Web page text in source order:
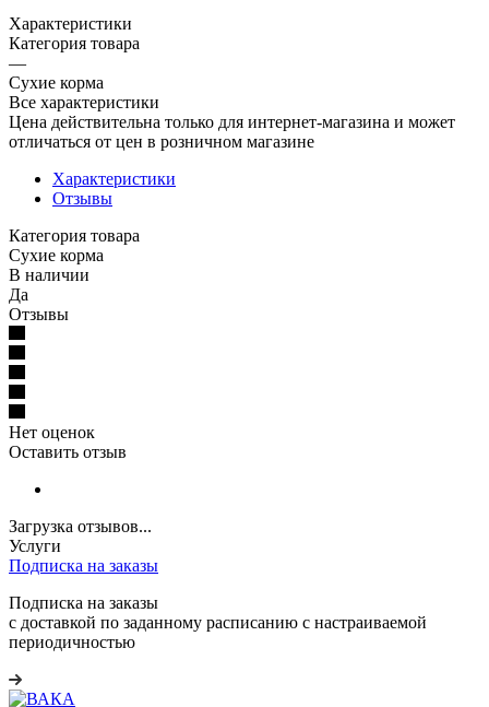
Характеристики
Категория товара
—
Сухие корма
Все характеристики
Цена действительна только для интернет-магазина и может
отличаться от цен в розничном магазине
Характеристики
Отзывы
Категория товара
Сухие корма
В наличии
Да
Отзывы
Нет оценок
Оставить отзыв
Загрузка отзывов...
Услуги
Подписка на заказы
Подписка на заказы
с доставкой по заданному расписанию с настраиваемой
периодичностью